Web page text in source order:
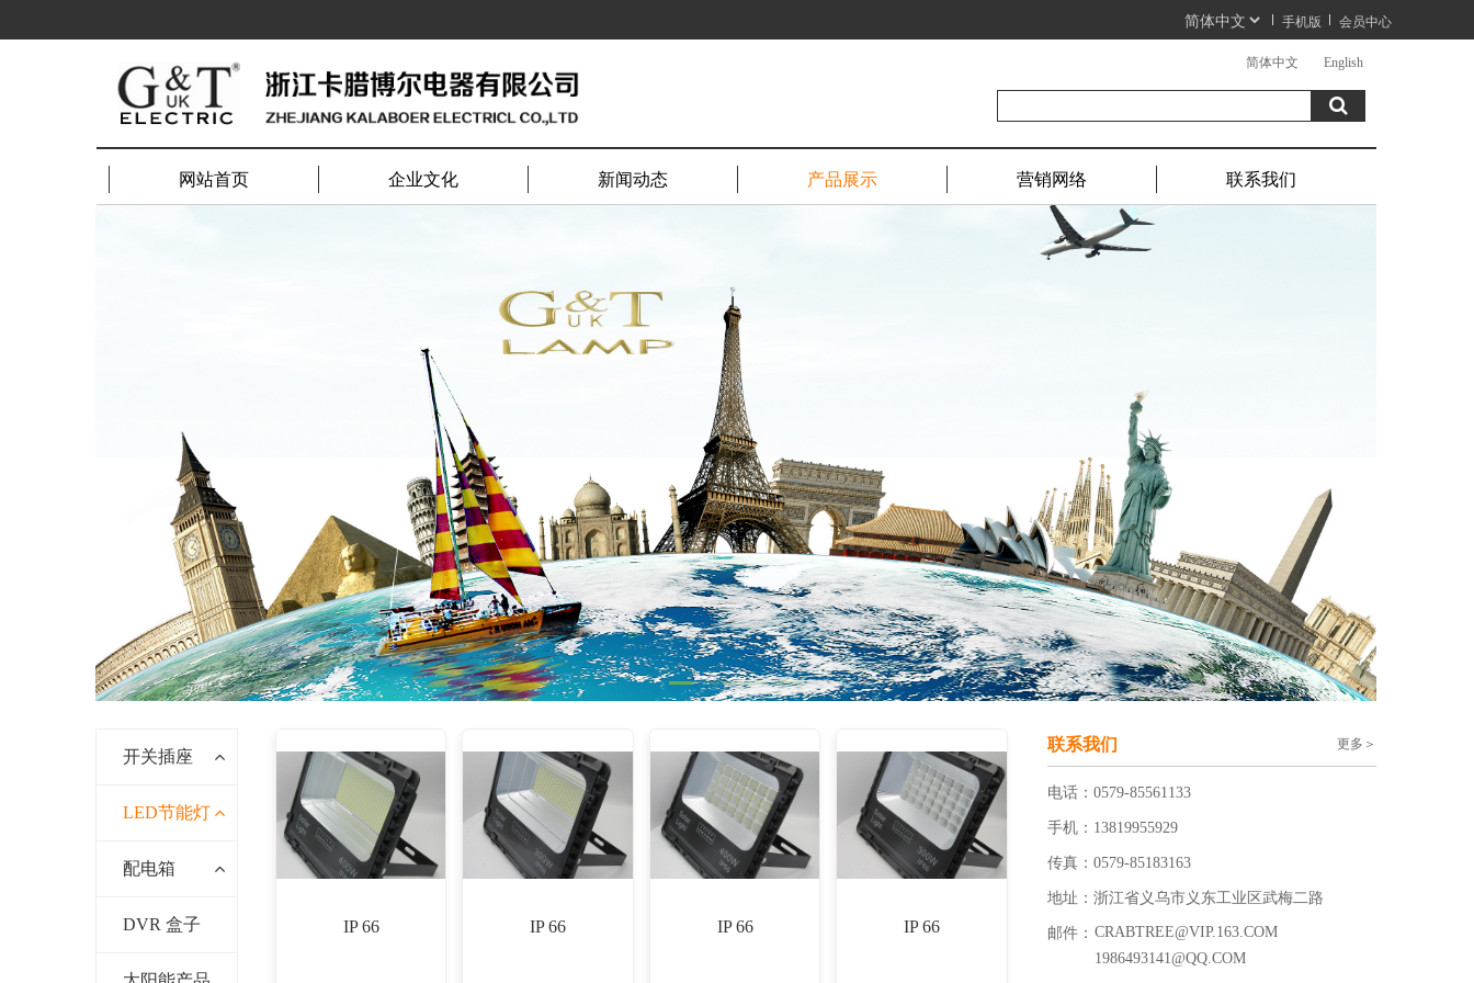
手机版 会员中心
网站首页 企业文化 新闻动态 产品展示 营销网络 联系我们
简体中文 English
联系我们 更多＞
手机：13819955929
电话：0579-85561133
传真：0579-85183163
地址：浙江省义乌市义东工业区武梅二路
邮件： CRABTREE@VIP.163.COM
1986493141@QQ.COM
开关插座
LED节能灯
配电箱
DVR 盒子 IP 66 IP 66 IP 66 IP 66